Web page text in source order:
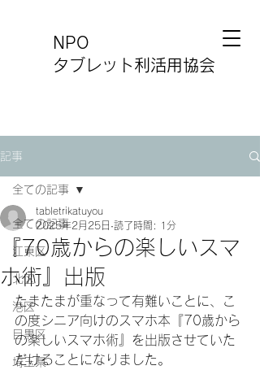
NPO
タブレット利活用協会
記事
全ての記事
江東区
北区
港区
目黒区
埼玉県
全ての記事
『70歳からの楽しいスマ
ホ術』出版
tabletrikatuyou
2025年2月25日 読了時間: 1分
たまたまが重なって有難いことに、こ
の度シニア向けのスマホ本『70歳から
の楽しいスマホ術』を出版させていた
だけることになりました。